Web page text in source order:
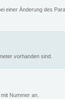
einer Änderung des
vorhanden sind.
Nummer an.